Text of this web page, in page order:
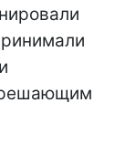
решающим